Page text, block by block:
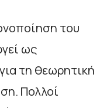
του
ως
τη θεωρητική
Πολλοί